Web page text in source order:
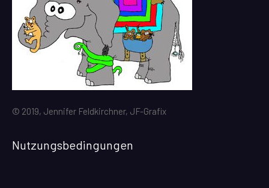
© 2019, Jennifer Feldkirchner, JF-Grafix
Nutzungsbedingungen